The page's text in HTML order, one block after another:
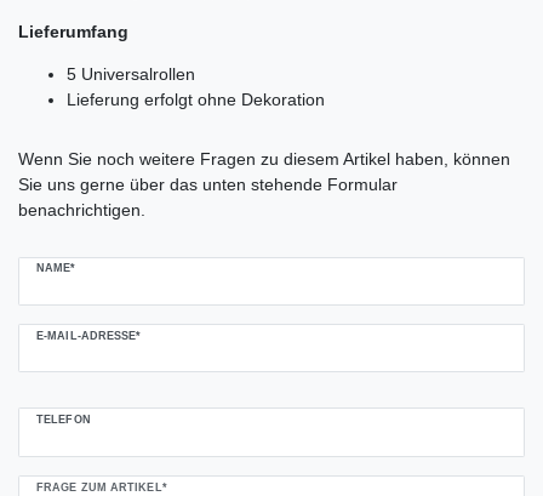
Lieferumfang
5 Universalrollen
Lieferung erfolgt ohne Dekoration
Wenn Sie noch weitere Fragen zu diesem Artikel haben, können
Sie uns gerne über das unten stehende Formular
benachrichtigen.
NAME*
E-MAIL-ADRESSE*
TELEFON
FRAGE ZUM ARTIKEL*